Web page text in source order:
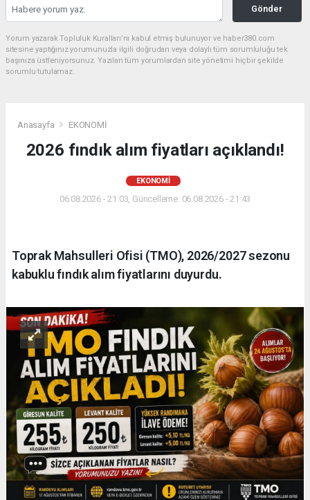
Gönder
Yorum yazarak Topluluk Kuralları’nı kabul etmiş bulunuyor ve haber380.com
sitesine yaptığınız yorumunuzla ilgili doğrudan veya dolaylı tüm sorumluluğu tek
başınıza üstleniyorsunuz. Yazılan tüm yorumlardan site yönetimi hiçbir şekilde
sorumlu tutulamaz.
Anasayfa EKONOMİ
2026 fındık alım fiyatları açıklandı!
EKONOMİ
06.08.2026 - 21:03, Güncelleme: 06.08.2026 - 21:43
Toprak Mahsulleri Ofisi (TMO), 2026/2027 sezonu
kabuklu fındık alım fiyatlarını duyurdu.